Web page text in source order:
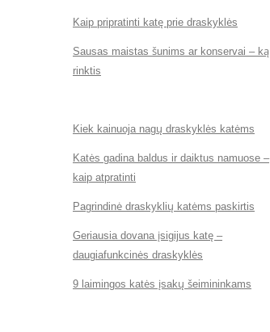
Kaip pripratinti katę prie draskyklės
Sausas maistas šunims ar konservai – ką
rinktis
Kiek kainuoja nagų draskyklės katėms
Katės gadina baldus ir daiktus namuose –
kaip atpratinti
Pagrindinė draskyklių katėms paskirtis
Geriausia dovana įsigijus katę –
daugiafunkcinės draskyklės
9 laimingos katės įsakų šeimininkams